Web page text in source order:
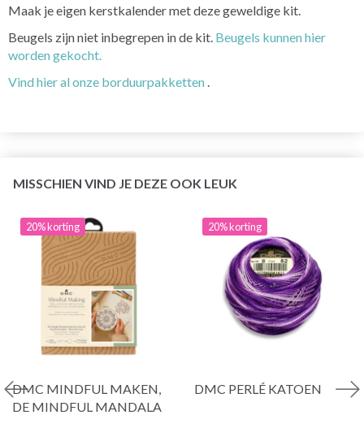
Maak je eigen kerstkalender met deze geweldige kit.
Beugels zijn niet inbegrepen in de kit. Beugels kunnen hier
worden gekocht.
Vind hier al onze borduurpakketten
MISSCHIEN VIND JE DEZE OOK LEUK
20% korting
DMC MINDFUL MAKEN,
DE MINDFUL MANDALA
20% korting
DMC PERLÉ KATOEN